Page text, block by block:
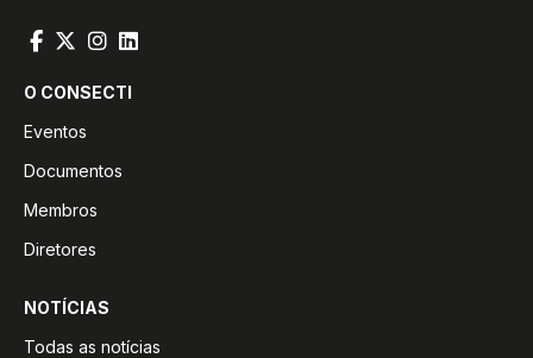
O CONSECTI
Eventos
Documentos
Membros
Diretores
NOTÍCIAS
Todas as notícias